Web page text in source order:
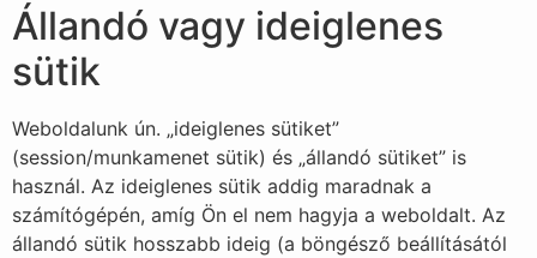
Állandó vagy ideiglenes
sütik
Weboldalunk ún. „ideiglenes sütiket”
(session/munkamenet sütik) és „állandó sütiket” is
használ. Az ideiglenes sütik addig maradnak a
számítógépén, amíg Ön el nem hagyja a weboldalt. Az
állandó sütik hosszabb ideig (a böngésző beállításától